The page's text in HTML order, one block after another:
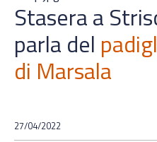
Stasera a
parla del
di Marsala
27/04/2022